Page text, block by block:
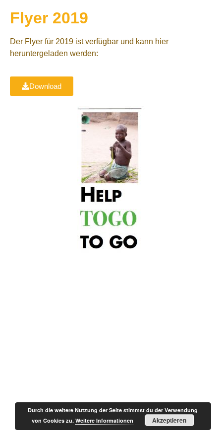
Flyer 2019
Der Flyer für 2019 ist verfügbar und kann hier
heruntergeladen werden:
Download
Durch die weitere Nutzung der Seite stimmst du der Verwendung
von Cookies zu. Weitere Informationen Akzeptieren